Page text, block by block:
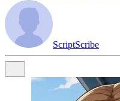
ScriptScribe